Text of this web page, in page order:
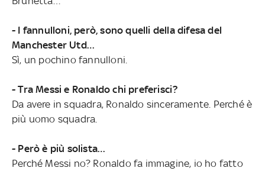
- I fannulloni, però, sono quelli della difesa del
Manchester Utd…
Sì, un pochino fannulloni.
- Tra Messi e Ronaldo chi preferisci?
Da avere in squadra, Ronaldo sinceramente. Perché è
più uomo squadra.
- Però è più solista…
Perché Messi no? Ronaldo fa immagine, io ho fatto